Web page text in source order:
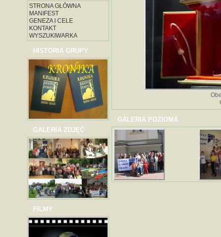
STRONA GŁÓWNA
MANIFEST
GENEZA I CELE
KONTAKT
WYSZUKIWARKA
HISTORIA GRUPY
GALERIA ZDJĘĆ
FILMY
GALERIA POZIOMA